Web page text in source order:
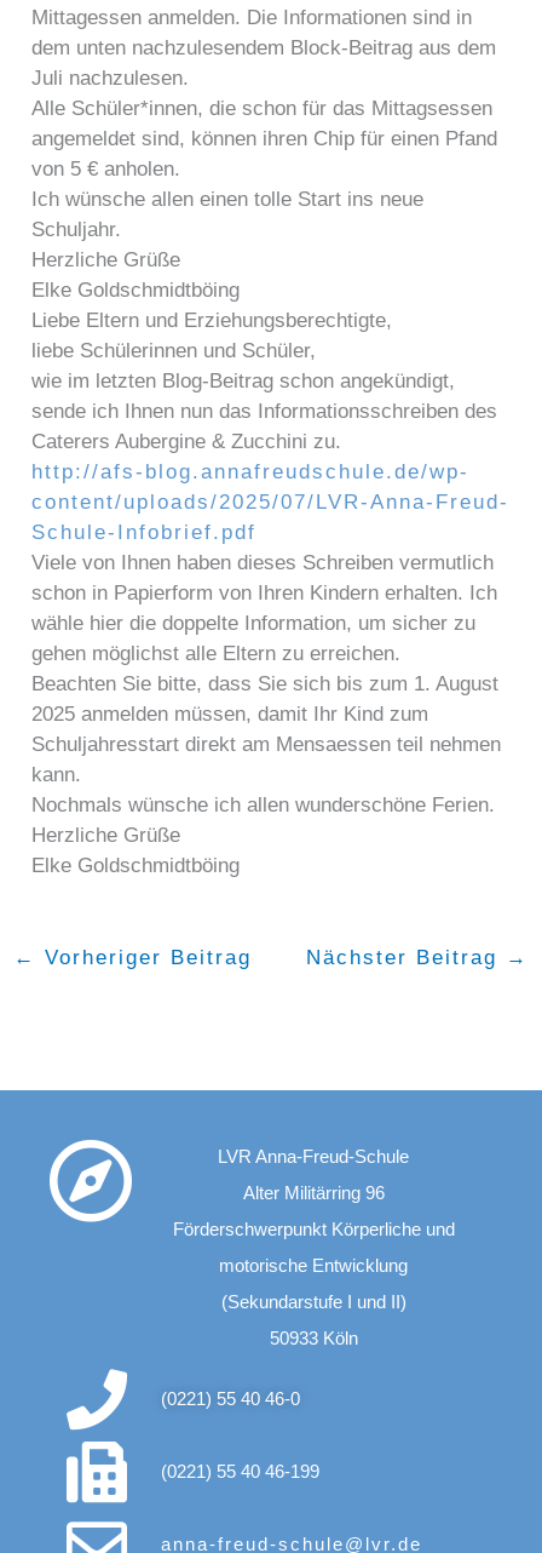
Mittagessen anmelden. Die Informationen sind in
dem unten nachzulesendem Block-Beitrag aus dem
Juli nachzulesen.
Alle Schüler*innen, die schon für das Mittagsessen
angemeldet sind, können ihren Chip für einen Pfand
von 5 € anholen.
Ich wünsche allen einen tolle Start ins neue
Schuljahr.
Herzliche Grüße
Elke Goldschmidtböing
Liebe Eltern und Erziehungsberechtigte,
liebe Schülerinnen und Schüler,
wie im letzten Blog-Beitrag schon angekündigt,
sende ich Ihnen nun das Informationsschreiben des
Caterers Aubergine & Zucchini zu.
http://afs-blog.annafreudschule.de/wp-
content/uploads/2025/07/LVR-Anna-Freud-
Schule-Infobrief.pdf
Viele von Ihnen haben dieses Schreiben vermutlich
schon in Papierform von Ihren Kindern erhalten. Ich
wähle hier die doppelte Information, um sicher zu
gehen möglichst alle Eltern zu erreichen.
Beachten Sie bitte, dass Sie sich bis zum 1. August
2025 anmelden müssen, damit Ihr Kind zum
Schuljahresstart direkt am Mensaessen teil nehmen
kann.
Nochmals wünsche ich allen wunderschöne Ferien.
Herzliche Grüße
Elke Goldschmidtböing
← Vorheriger Beitrag Nächster Beitrag →
LVR Anna-Freud-Schule
Alter Militärring 96
Förderschwerpunkt Körperliche und
motorische Entwicklung
(Sekundarstufe I und II)
50933 Köln
(0221) 55 40 46-0
(0221) 55 40 46-199
anna-freud-schule@lvr.de